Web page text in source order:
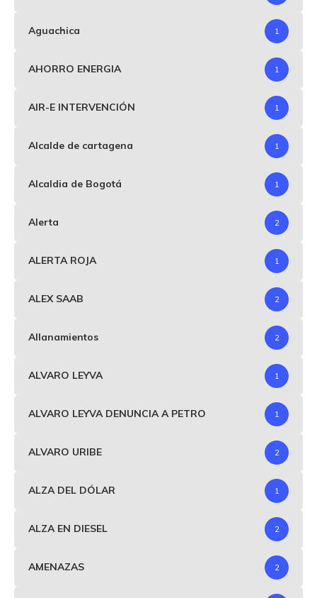
Aguachica 1
AHORRO ENERGIA 1
AIR-E INTERVENCIÓN 1
Alcalde de cartagena 1
Alcaldia de Bogotá 1
Alerta 2
ALERTA ROJA 1
ALEX SAAB 2
Allanamientos 2
ALVARO LEYVA 1
ALVARO LEYVA DENUNCIA A PETRO 1
ALVARO URIBE 2
ALZA DEL DÓLAR 1
ALZA EN DIESEL 2
AMENAZAS 2